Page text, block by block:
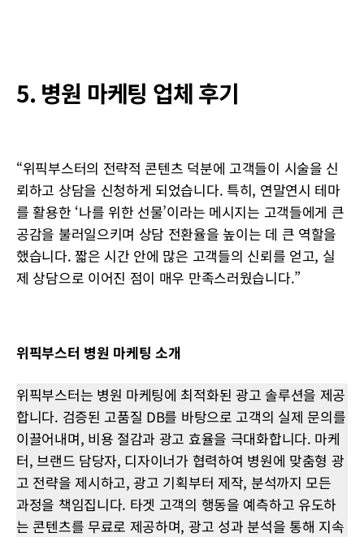
5. 병원 마케팅 업체 후기
“위픽부스터의 전략적 콘텐츠 덕분에 고객들이 시술을 신
뢰하고 상담을 신청하게 되었습니다. 특히, 연말연시 테마
를 활용한 ‘나를 위한 선물’이라는 메시지는 고객들에게 큰
공감을 불러일으키며 상담 전환율을 높이는 데 큰 역할을
했습니다. 짧은 시간 안에 많은 고객들의 신뢰를 얻고, 실
제 상담으로 이어진 점이 매우 만족스러웠습니다.”
위픽부스터 병원 마케팅 소개
위픽부스터는 병원 마케팅에 최적화된 광고 솔루션을 제공
합니다. 검증된 고품질 DB를 바탕으로 고객의 실제 문의를
이끌어내며, 비용 절감과 광고 효율을 극대화합니다. 마케
터, 브랜드 담당자, 디자이너가 협력하여 병원에 맞춤형 광
고 전략을 제시하고, 광고 기획부터 제작, 분석까지 모든
과정을 책임집니다. 타겟 고객의 행동을 예측하고 유도하
는 콘텐츠를 무료로 제공하며, 광고 성과 분석을 통해 지속